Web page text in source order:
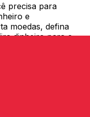
precisa para
e
moedas, defina
dinheiro para o
mesmo!